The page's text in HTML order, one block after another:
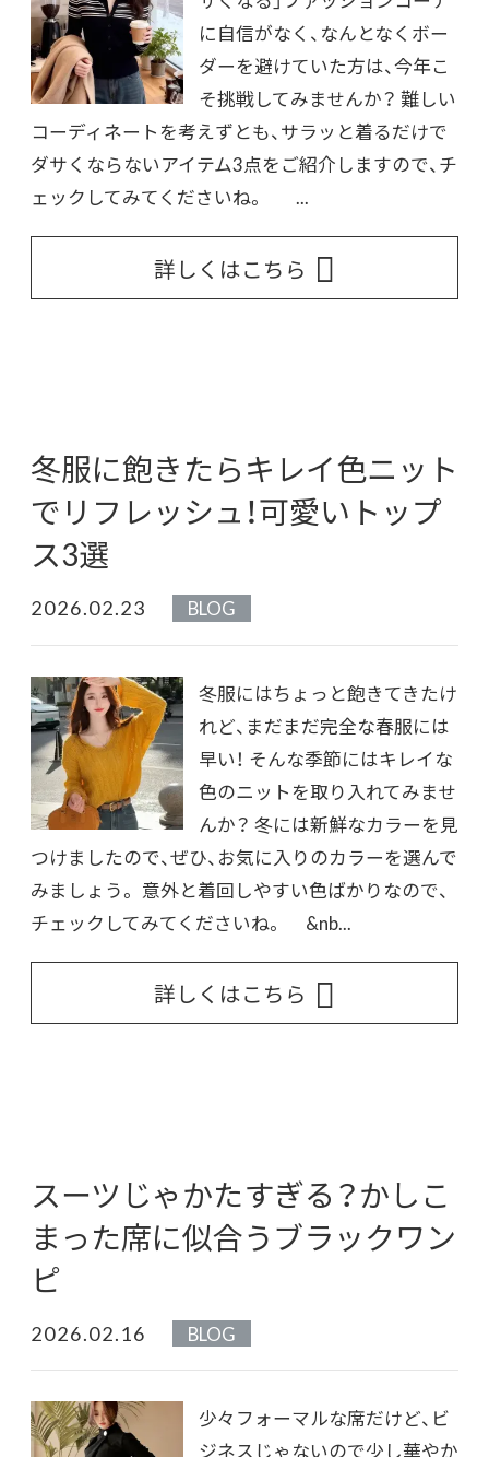
に自信がなく、なんとなくボー
ダーを避けていた方は、今年こ
そ挑戦してみませんか？ 難しい
コーディネートを考えずとも、サラッと着るだけで
ダサくならないアイテム3点をご紹介しますので、チ
ェックしてみてくださいね。 ...
詳しくはこちら
冬服に飽きたらキレイ色ニット
でリフレッシュ！可愛いトップ
ス3選
2026.02.23 BLOG
冬服にはちょっと飽きてきたけ
れど、まだまだ完全な春服には
早い！ そんな季節にはキレイな
色のニットを取り入れてみませ
んか？ 冬には新鮮なカラーを見
つけましたので、ぜひ、お気に入りのカラーを選んで
みましょう。 意外と着回しやすい色ばかりなので、
チェックしてみてくださいね。 &nb...
詳しくはこちら
スーツじゃかたすぎる？かしこ
まった席に似合うブラックワン
ピ
2026.02.16 BLOG
少々フォーマルな席だけど、ビ
ジネスじゃないので少し華やか